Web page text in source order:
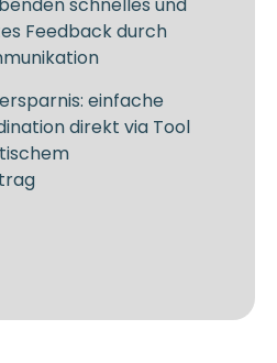
Feedback durch
einfache
direkt via Tool